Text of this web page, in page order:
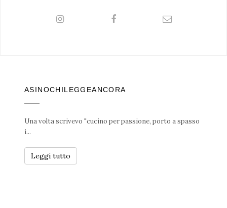
ASINOCHILEGGEANCORA
Una volta scrivevo "cucino per passione, porto a spasso
i...
Leggi tutto